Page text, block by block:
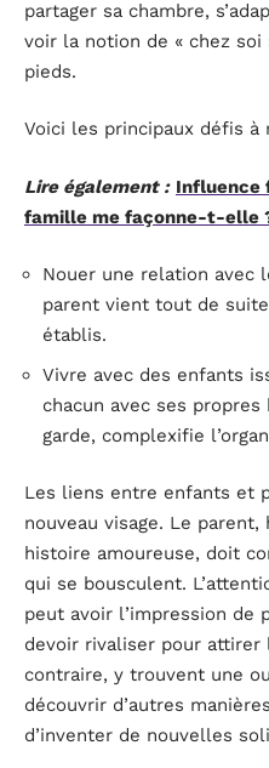
partager sa chambre,
voir la notion de « chez soi
pieds.
Voici les principaux défis à
Lire également : Influence
famille me façonne-t-elle
Nouer une relation avec
parent vient tout de
établis.
Vivre avec des enfants
chacun avec ses
garde, complexifie
Les liens entre enfants et
nouveau visage. Le
histoire amoureuse, doit
qui se bousculent.
peut avoir l’impression de
devoir rivaliser pour attirer
contraire, y trouvent une
découvrir d’autres
d’inventer de nouvelles